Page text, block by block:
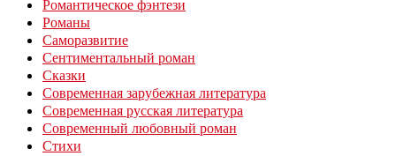
Романтическое фэнтези
Романы
Саморазвитие
Сентиментальный роман
Сказки
Современная зарубежная литература
Современная русская литература
Современный любовный роман
Стихи